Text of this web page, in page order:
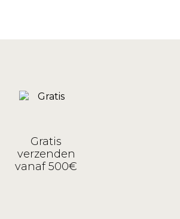
Gratis
verzenden
vanaf 500€